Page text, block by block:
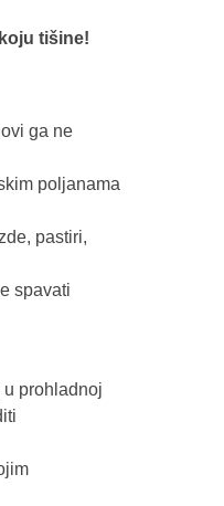
tišine!
ga ne
poljanama
pastiri,
spavati
u prohladnoj